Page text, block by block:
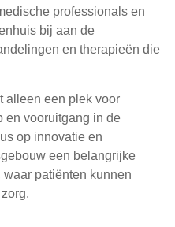
professionals en
bij aan de
en therapieën die
alleen een plek voor
en vooruitgang in de
op innovatie en
een belangrijke
patiënten kunnen